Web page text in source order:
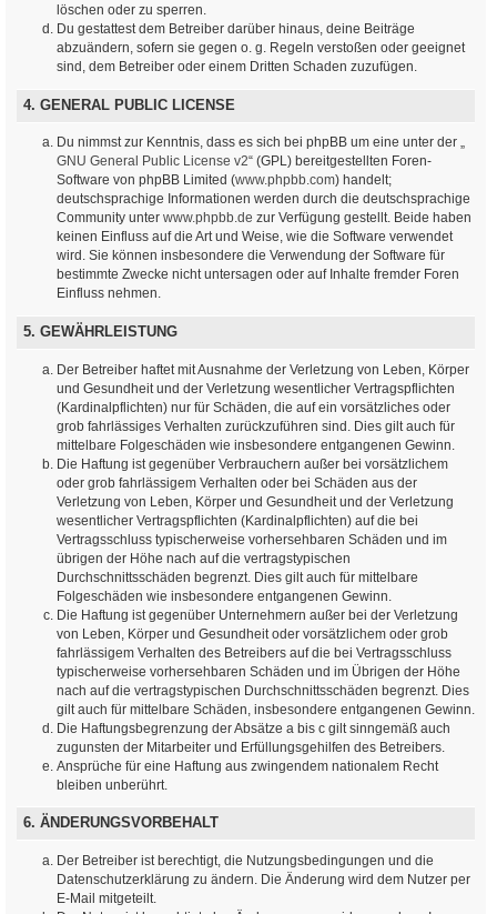
löschen oder zu sperren.
Du gestattest dem Betreiber darüber hinaus, deine Beiträge
abzuändern, sofern sie gegen o. g. Regeln verstoßen oder geeignet
sind, dem Betreiber oder einem Dritten Schaden zuzufügen.
4. GENERAL PUBLIC LICENSE
Du nimmst zur Kenntnis, dass es sich bei phpBB um eine unter der „
GNU General Public License v2“ (GPL) bereitgestellten Foren-
Software von phpBB Limited (www.phpbb.com) handelt;
deutschsprachige Informationen werden durch die deutschsprachige
Community unter www.phpbb.de zur Verfügung gestellt. Beide haben
keinen Einfluss auf die Art und Weise, wie die Software verwendet
wird. Sie können insbesondere die Verwendung der Software für
bestimmte Zwecke nicht untersagen oder auf Inhalte fremder Foren
Einfluss nehmen.
5. GEWÄHRLEISTUNG
Der Betreiber haftet mit Ausnahme der Verletzung von Leben, Körper
und Gesundheit und der Verletzung wesentlicher Vertragspflichten
(Kardinalpflichten) nur für Schäden, die auf ein vorsätzliches oder
grob fahrlässiges Verhalten zurückzuführen sind. Dies gilt auch für
mittelbare Folgeschäden wie insbesondere entgangenen Gewinn.
Die Haftung ist gegenüber Verbrauchern außer bei vorsätzlichem
oder grob fahrlässigem Verhalten oder bei Schäden aus der
Verletzung von Leben, Körper und Gesundheit und der Verletzung
wesentlicher Vertragspflichten (Kardinalpflichten) auf die bei
Vertragsschluss typischerweise vorhersehbaren Schäden und im
übrigen der Höhe nach auf die vertragstypischen
Durchschnittsschäden begrenzt. Dies gilt auch für mittelbare
Folgeschäden wie insbesondere entgangenen Gewinn.
Die Haftung ist gegenüber Unternehmern außer bei der Verletzung
von Leben, Körper und Gesundheit oder vorsätzlichem oder grob
fahrlässigem Verhalten des Betreibers auf die bei Vertragsschluss
typischerweise vorhersehbaren Schäden und im Übrigen der Höhe
nach auf die vertragstypischen Durchschnittsschäden begrenzt. Dies
gilt auch für mittelbare Schäden, insbesondere entgangenen Gewinn.
Die Haftungsbegrenzung der Absätze a bis c gilt sinngemäß auch
zugunsten der Mitarbeiter und Erfüllungsgehilfen des Betreibers.
Ansprüche für eine Haftung aus zwingendem nationalem Recht
bleiben unberührt.
6. ÄNDERUNGSVORBEHALT
Der Betreiber ist berechtigt, die Nutzungsbedingungen und die
Datenschutzerklärung zu ändern. Die Änderung wird dem Nutzer per
E-Mail mitgeteilt.